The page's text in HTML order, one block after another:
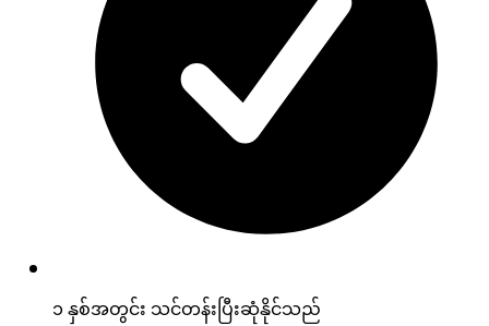
၁ နှစ်အတွင်း သင်တန်းပြီးဆုံနိုင်သည်